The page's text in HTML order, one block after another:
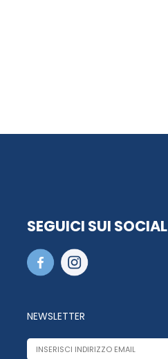
SEGUICI SUI SOCIAL
NEWSLETTER